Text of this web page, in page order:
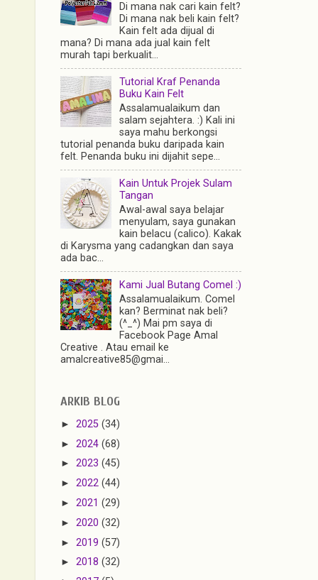
Di mana nak cari kain felt?
Di mana nak beli kain felt?
Kain felt ada dijual di
mana? Di mana ada jual kain felt
murah tapi berkualit...
Tutorial Kraf Penanda
Buku Kain Felt
Assalamualaikum dan
salam sejahtera. :) Kali ini
saya mahu berkongsi
tutorial penanda buku daripada kain
felt. Penanda buku ini dijahit sepe...
Kain Untuk Projek Sulam
Tangan
Awal-awal saya belajar
menyulam, saya gunakan
kain belacu (calico). Kakak
di Karysma yang cadangkan dan saya
ada bac...
Kami Jual Butang Comel :)
Assalamualaikum. Comel
kan? Berminat nak beli?
(^_^) Mai pm saya di
Facebook Page Amal
Creative . Atau email ke
amalcreative85@gmai...
ARKIB BLOG
► 2025 (34)
► 2024 (68)
► 2023 (45)
► 2022 (44)
► 2021 (29)
► 2020 (32)
► 2019 (57)
► 2018 (32)